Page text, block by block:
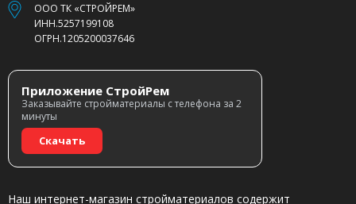
ООО ТК «СТРОЙРЕМ»
ИНН.5257199108
ОГРН.1205200037646
Приложение СтройРем
Заказывайте стройматериалы с телефона за 2
минуты
Скачать
Наш интернет-магазин стройматериалов содержит